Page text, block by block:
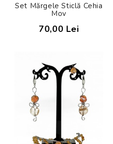
Set Mărgele Sticlă Cehia
Mov
70,00 Lei